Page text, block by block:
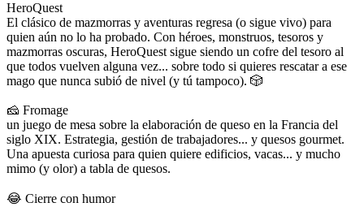
HeroQuest
El clásico de mazmorras y aventuras regresa (o sigue vivo) para
quien aún no lo ha probado. Con héroes, monstruos, tesoros y
mazmorras oscuras, HeroQuest sigue siendo un cofre del tesoro al
que todos vuelven alguna vez... sobre todo si quieres rescatar a ese
mago que nunca subió de nivel (y tú tampoco). 🎲
🧀 Fromage
un juego de mesa sobre la elaboración de queso en la Francia del
siglo XIX. Estrategia, gestión de trabajadores... y quesos gourmet.
Una apuesta curiosa para quien quiere edificios, vacas... y mucho
mimo (y olor) a tabla de quesos.
😂 Cierre con humor